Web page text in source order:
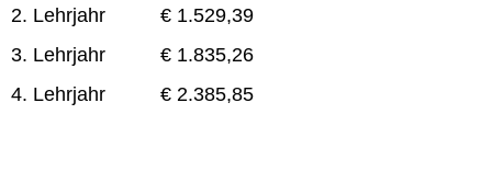
2. Lehrjahr € 1.529,39
3. Lehrjahr € 1.835,26
4. Lehrjahr € 2.385,85